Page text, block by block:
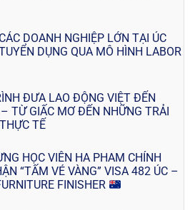
DOANH NGHIỆP LỚN TẠI ÚC
DỤNG QUA MÔ HÌNH LABOR
ĐƯA LAO ĐỘNG VIỆT ĐẾN
TỪ GIẤC MƠ ĐẾN NHỮNG TRẢI
TẾ
HỌC VIÊN HA PHAM CHÍNH
“TẤM VÉ VÀNG” VISA 482 ÚC –
FINISHER